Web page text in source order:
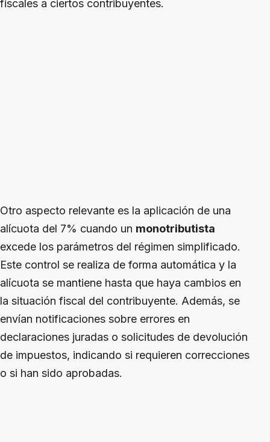
fiscales a ciertos contribuyentes.
Otro aspecto relevante es la aplicación de una
alícuota del 7% cuando un monotributista
excede los parámetros del régimen simplificado.
Este control se realiza de forma automática y la
alícuota se mantiene hasta que haya cambios en
la situación fiscal del contribuyente. Además, se
envían notificaciones sobre errores en
declaraciones juradas o solicitudes de devolución
de impuestos, indicando si requieren correcciones
o si han sido aprobadas.